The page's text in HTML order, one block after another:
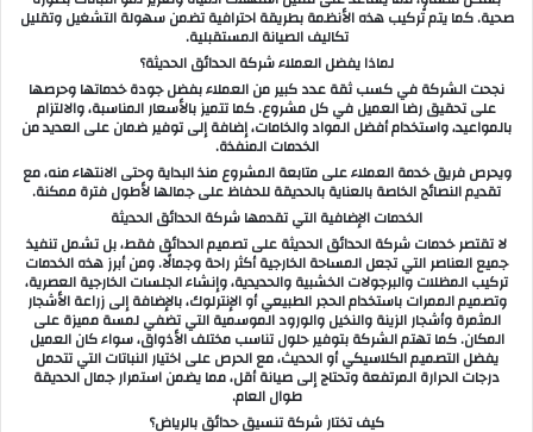
صحية. كما يتم تركيب هذه الأنظمة بطريقة احترافية تضمن سهولة التشغيل وتقليل
تكاليف الصيانة المستقبلية.
لماذا يفضل العملاء شركة الحدائق الحديثة؟
نجحت الشركة في كسب ثقة عدد كبير من العملاء بفضل جودة خدماتها وحرصها
على تحقيق رضا العميل في كل مشروع. كما تتميز بالأسعار المناسبة، والالتزام
بالمواعيد، واستخدام أفضل المواد والخامات، إضافة إلى توفير ضمان على العديد من
الخدمات المنفذة.
ويحرص فريق خدمة العملاء على متابعة المشروع منذ البداية وحتى الانتهاء منه، مع
تقديم النصائح الخاصة بالعناية بالحديقة للحفاظ على جمالها لأطول فترة ممكنة.
الخدمات الإضافية التي تقدمها شركة الحدائق الحديثة
لا تقتصر خدمات شركة الحدائق الحديثة على تصميم الحدائق فقط، بل تشمل تنفيذ
جميع العناصر التي تجعل المساحة الخارجية أكثر راحة وجمالًا. ومن أبرز هذه الخدمات
تركيب المظلات والبرجولات الخشبية والحديدية، وإنشاء الجلسات الخارجية العصرية،
وتصميم الممرات باستخدام الحجر الطبيعي أو الإنترلوك، بالإضافة إلى زراعة الأشجار
المثمرة وأشجار الزينة والنخيل والورود الموسمية التي تضفي لمسة مميزة على
المكان. كما تهتم الشركة بتوفير حلول تناسب مختلف الأذواق، سواء كان العميل
يفضل التصميم الكلاسيكي أو الحديث، مع الحرص على اختيار النباتات التي تتحمل
درجات الحرارة المرتفعة وتحتاج إلى صيانة أقل، مما يضمن استمرار جمال الحديقة
طوال العام.
كيف تختار شركة تنسيق حدائق بالرياض؟